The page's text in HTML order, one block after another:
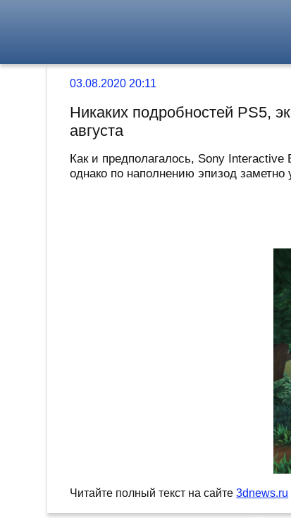
03.08.2020 20:11
Никаких подробностей PS5,
августа
Как и предполагалось, Sony
однако по наполнению эпизод
Читайте полный текст на сайте3dnews.ru